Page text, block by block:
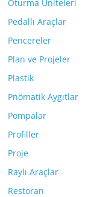
Oturma Üniteleri
Pedallı Araçlar
Pencereler
Plan ve Projeler
Plastik
Pnömatik Aygıtlar
Pompalar
Profiller
Proje
Raylı Araçlar
Restoran